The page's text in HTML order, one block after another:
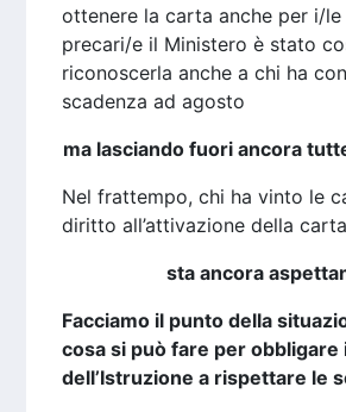
ottenere la carta anche per i/
precari/e il Ministero è stato
riconoscerla anche a chi ha
scadenza ad agosto
ma lasciando fuori ancora
Nel frattempo, chi ha vinto le
diritto all’attivazione della
sta ancora
Facciamo il punto della
cosa si può fare per
dell’Istruzione a rispettare le